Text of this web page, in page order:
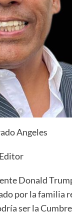
Angeles
Donald
por la familia
ser la